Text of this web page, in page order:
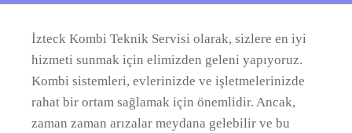
İzteck Kombi Teknik Servisi olarak, sizlere en iyi
hizmeti sunmak için elimizden geleni yapıyoruz.
Kombi sistemleri, evlerinizde ve işletmelerinizde
rahat bir ortam sağlamak için önemlidir. Ancak,
zaman zaman arızalar meydana gelebilir ve bu